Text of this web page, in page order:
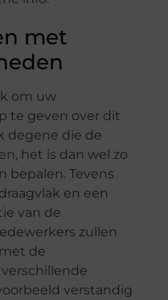
met
om uw
te geven over dit
degene die de
het is dan wel zo
bepalen. Tevens
en een
van de
zullen
de
verstandig